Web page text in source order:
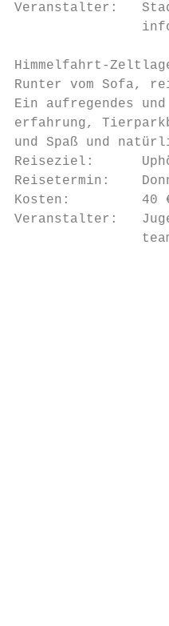
Veranstalter:
Himmelfahrt-
Runter vom Sofa,
Ein aufregendes
erfahrung,
und Spaß und
Reiseziel:
Reisetermin:
Kosten:
Veranstalter: